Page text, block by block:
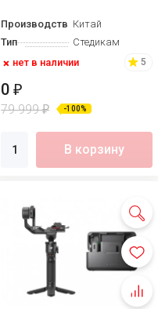
ПроизводствоКитай
Тип
Стедикам
нет в наличии
5
0₽
79 999₽ -100%
В корзину